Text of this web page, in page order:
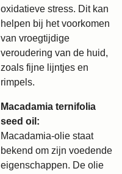
oxidatieve stress. Dit kan
helpen bij het voorkomen
van vroegtijdige
veroudering van de huid,
zoals fijne lijntjes en
rimpels.
Macadamia ternifolia
seed oil:
Macadamia-olie staat
bekend om zijn voedende
eigenschappen. De olie